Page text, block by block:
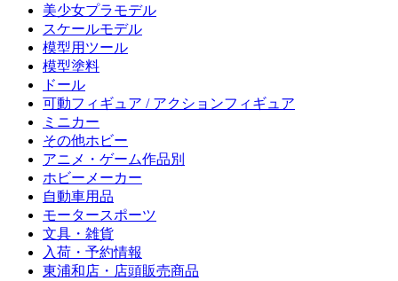
美少女プラモデル
スケールモデル
模型用ツール
模型塗料
ドール
可動フィギュア / アクションフィギュア
ミニカー
その他ホビー
アニメ・ゲーム作品別
ホビーメーカー
自動車用品
モータースポーツ
文具・雑貨
入荷・予約情報
東浦和店・店頭販売商品